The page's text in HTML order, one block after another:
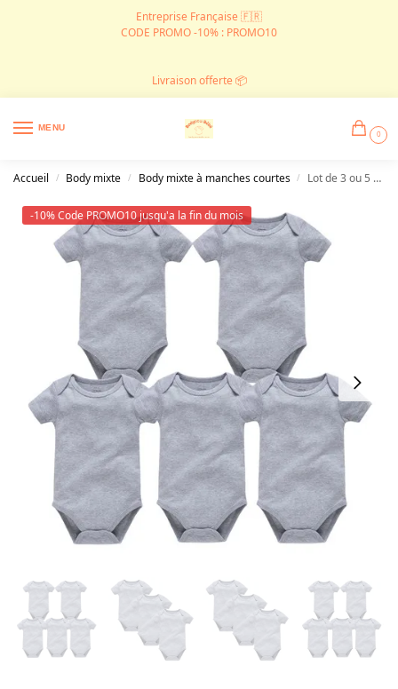
Entreprise Française 🇫🇷
CODE PROMO -10% : PROMO10
Livraison offerte 📦
MENU
0
Accueil / Body mixte / Body mixte à manches courtes / Lot de 3 ou 5 bodys couleur gris uni
-10% Code PROMO10 jusqu'a la fin du mois